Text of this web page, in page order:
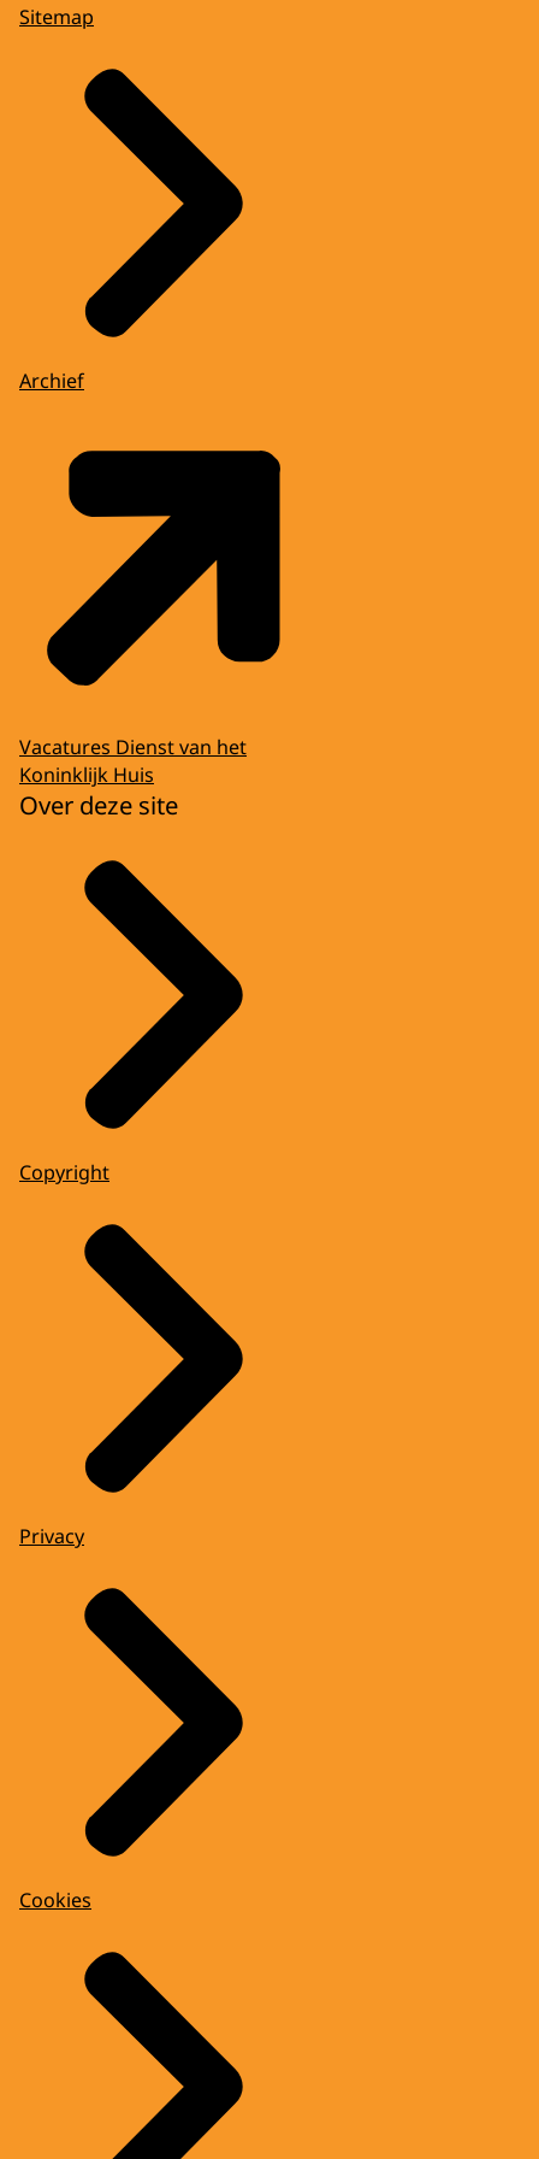
Sitemap
Archief
Vacatures Dienst van het
Koninklijk Huis
Over deze site
Copyright
Privacy
Cookies